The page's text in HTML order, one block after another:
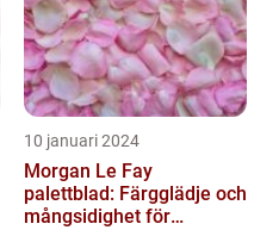
10 januari 2024
Morgan Le Fay
palettblad: Färgglädje och
mångsidighet för